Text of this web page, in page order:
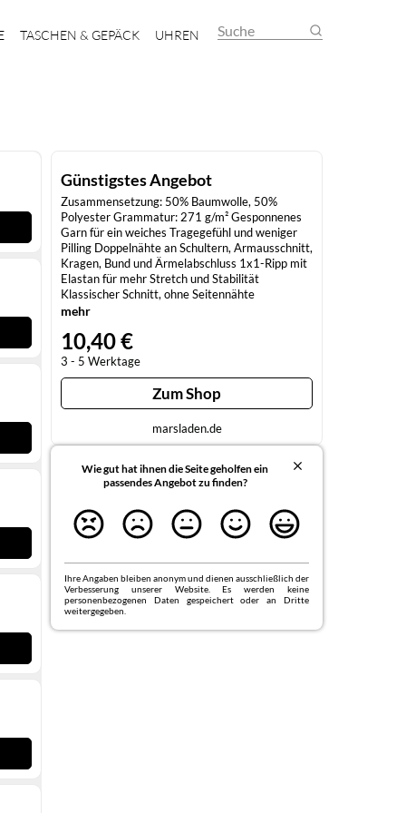
TASCHEN & GEPÄCK UHREN Suche
Günstigstes Angebot
Zusammensetzung: 50% Baumwolle, 50%
Polyester Grammatur: 271 g/m² Gesponnenes
Garn für ein weiches Tragegefühl und weniger
Pilling Doppelnähte an Schultern, Armausschnitt,
Kragen, Bund und Ärmelabschluss 1x1-Ripp mit
Elastan für mehr Stretch und Stabilität
Klassischer Schnitt, ohne Seitennähte
Heraustrennbares Etikett
mehr
10,40 €
3 - 5 Werktage
Zum Shop
marsladen.de
Wie gut hat ihnen die Seite geholfen ein
passendes Angebot zu finden?
Ihre Angaben bleiben anonym und dienen ausschließlich der
Verbesserung unserer Website. Es werden keine
personenbezogenen Daten gespeichert oder an Dritte
weitergegeben.